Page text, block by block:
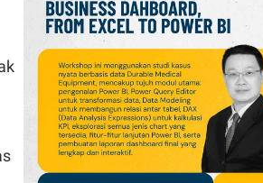
8
Simak Prakiraan Cuaca
Jawa Barat Kamis (6/8):
Waspada Hujan Ringan
di 3 Wilayah
Intip Prakiraan Cuaca
Sumsel Kamis (6/8):
Hujan Ringan